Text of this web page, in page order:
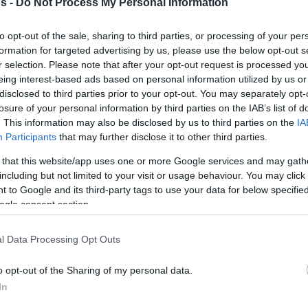
opt-out of the sale, sharing to third parties, or processing of your
for targeted advertising by us, please use the below opt-out
selection. Please note that after your opt-out request is processed
interest-based ads based on personal information utilized by us
to third parties prior to your opt-out. You may separately
of your personal information by third parties on the IAB’s list of
This information may also be disclosed by us to third parties on the
Participants that may further disclose it to other third parties.
that this website/app uses one or more Google services and may
but not limited to your visit or usage behaviour. You may
to Google and its third-party tags to use your data for below
consent section.
Data Processing Opt Outs
opt-out of the Sharing of my personal data.
info@eurohoops.net
Σύμφωνα με τη σερβικήιστοσελίδα
zurnal.rs, ο “Μάγος” θα σταματήσει το
μπάσκετ με το που ολοκληρωθεί η
σεζόν στην Aba Liga και τη Σερβία και
θα αναλάβει χρέη αντιπροέδρου και
γενικού διευθυντή στον Ερυθρό
Αστέρα!
Αστέρα και είχε 4.7 πόντους και 2.7
γήρατος να είναι εμφανή πάνω του.
(1987), αλλά νομίζεις ότιπαίζει μία… ζωή
πρωταγωνιστούσε με τις μικρές